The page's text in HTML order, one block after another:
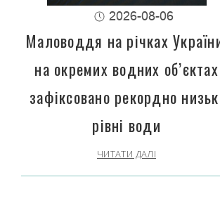
2026-08-06
Маловоддя на річках
на окремих водних об’єктах
зафіксовано рекордно
рівні води
ЧИТАТИ ДАЛІ